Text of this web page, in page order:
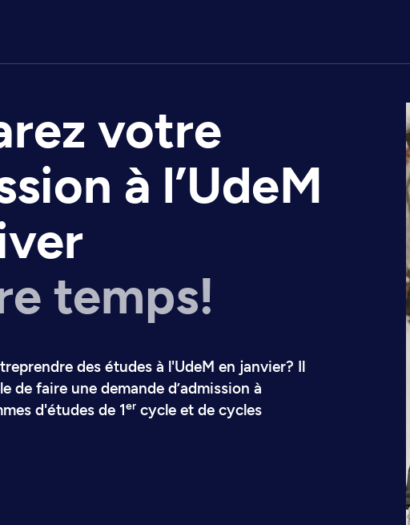
votre
à l’UdeM
temps!
des études à l'UdeM en janvier? Il
de faire une demande d’admission à
d'études de 1er cycle et de cycles